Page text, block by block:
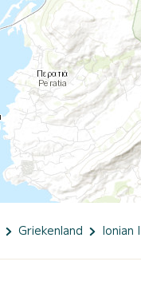
Griekenland Ionian